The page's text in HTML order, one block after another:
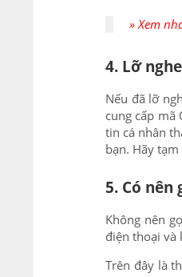
» Xem
4. Lỡ
Nếu đã lỡ
cung cấp
tin cá nhân
bạn. Hãy
5. Có nên
Không nên
điện thoại và
Trên đây là